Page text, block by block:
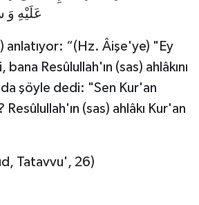
عَلَيْهِ وَ
anlatıyor: “(Hz. Âişe'ye) "Ey
Resûlullah'ın (sas) ahlâkını
şöyle dedi: "Sen Kur'an
(sas) ahlâkı Kur'an
Tatavvu', 26)
Müftülüğü